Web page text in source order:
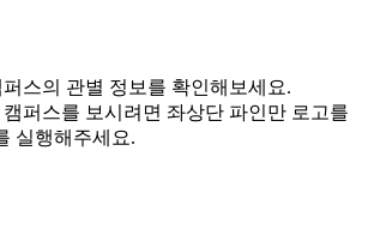
스의 관별 정보를 확인해보세요.
퍼스를 보시려면 좌상단 파인만 로고를
실행해주세요.